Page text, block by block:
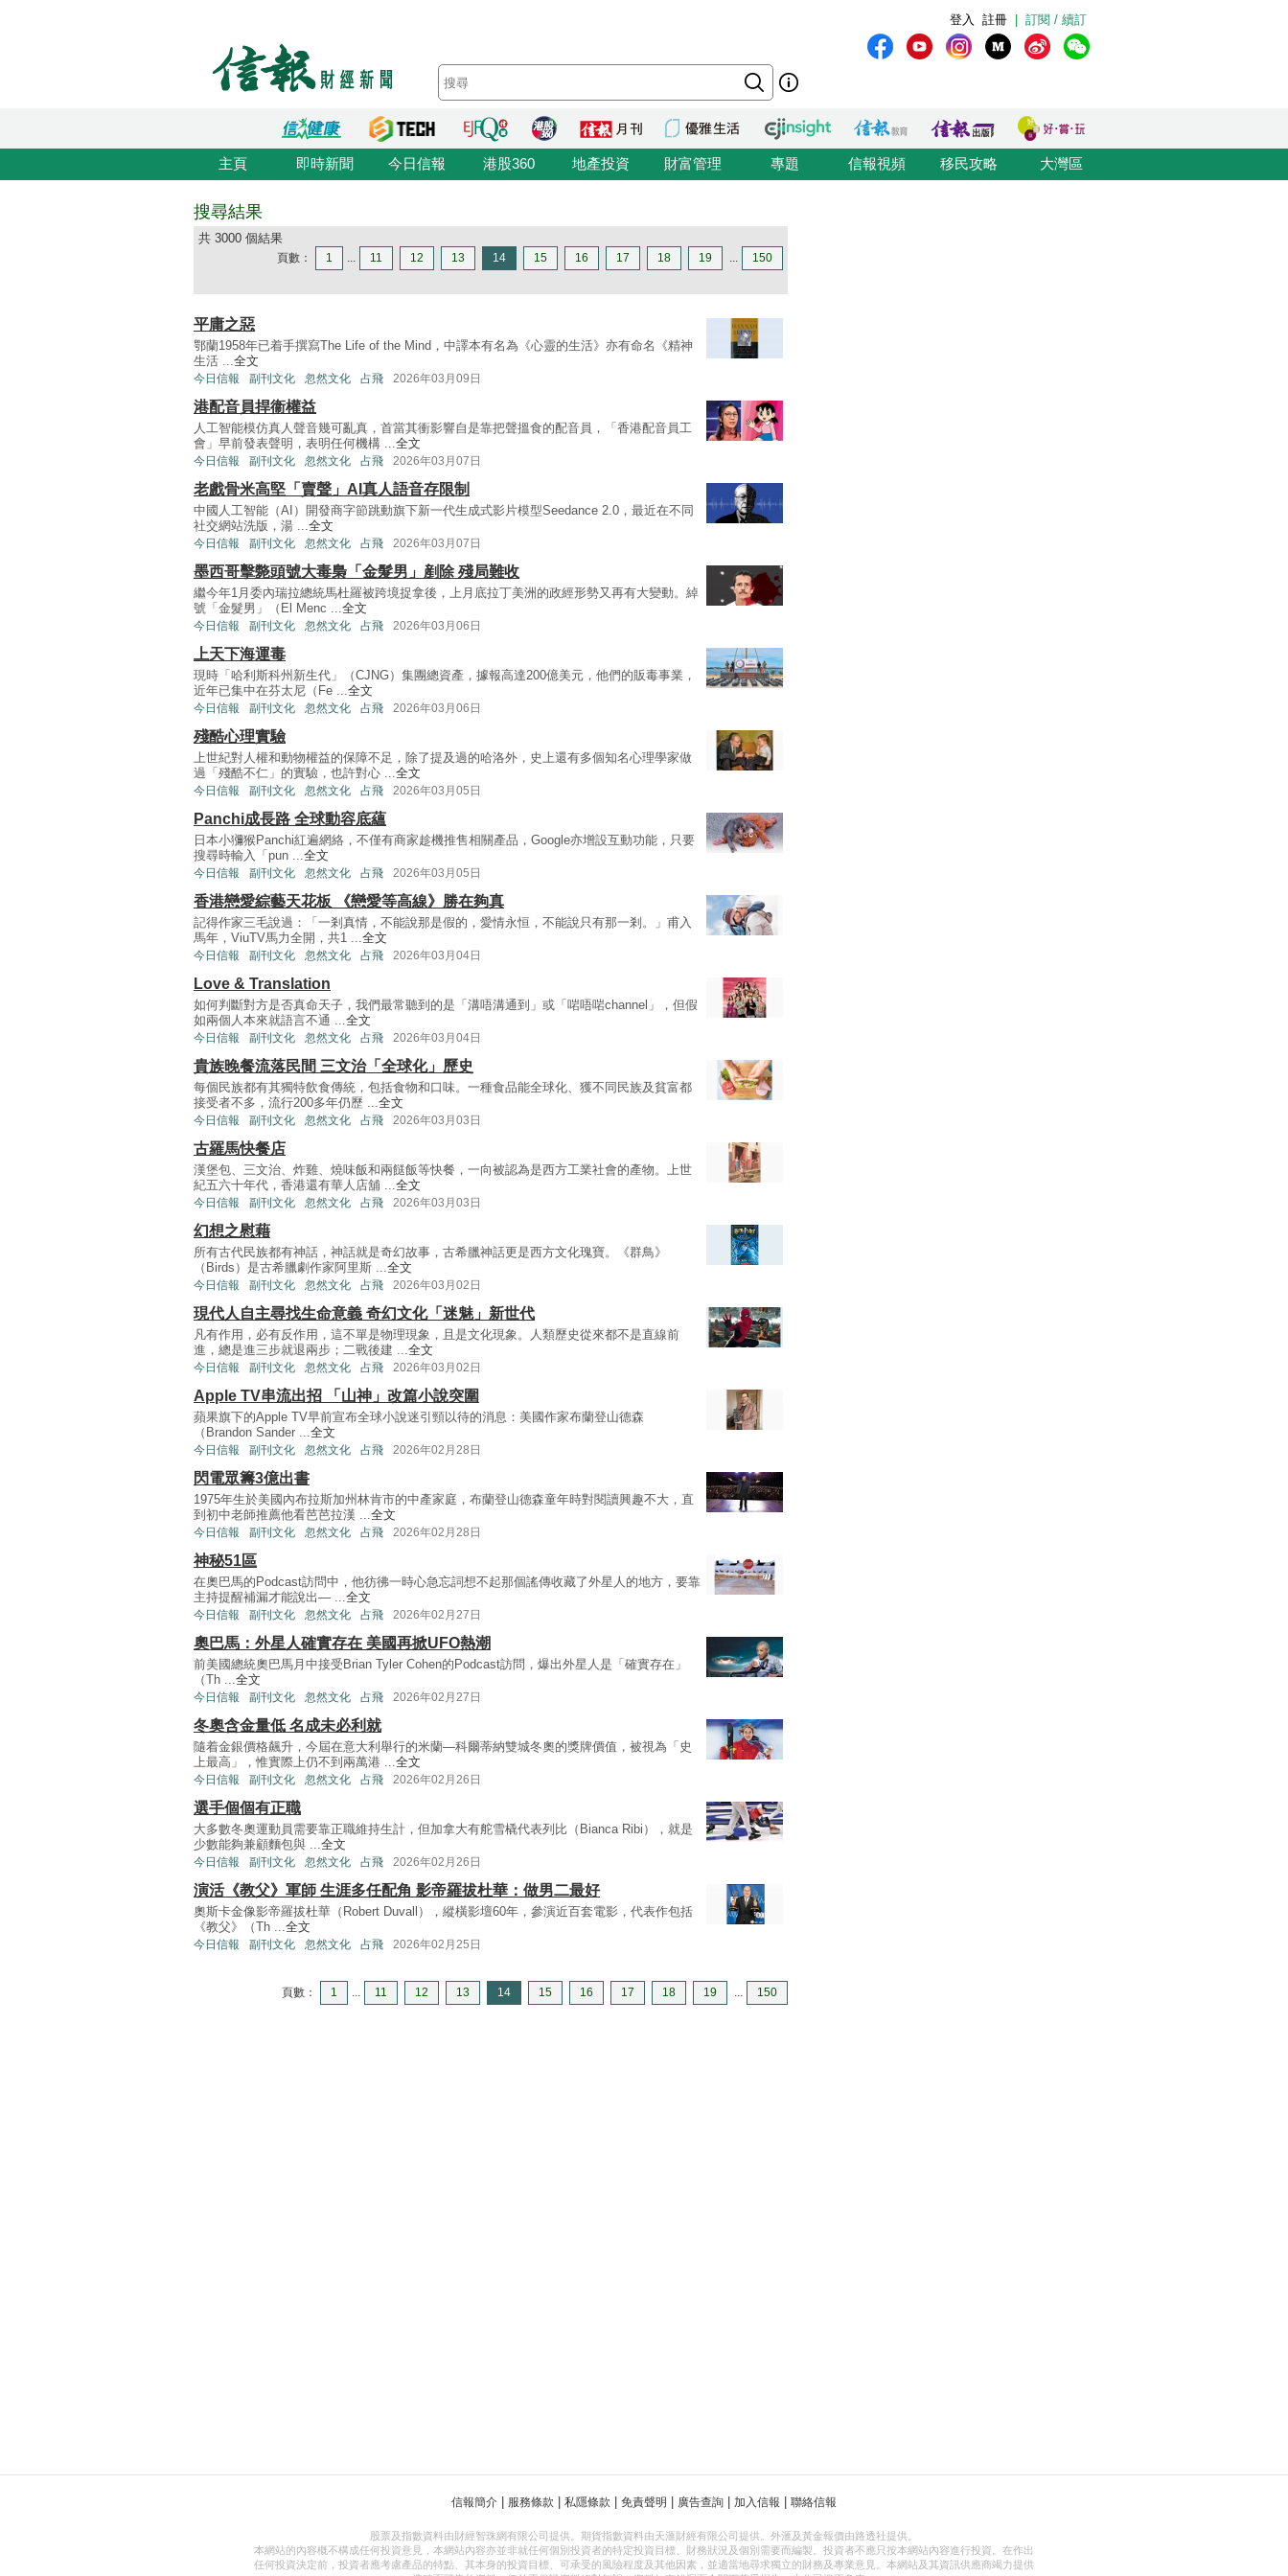
訂閱 / 續訂
註冊
登入
主頁 即時新聞 今日信報 港股360 地產投資 財富管理 專題 信報視頻 移民攻略 大灣區
搜尋結果
共 3000 個結果
頁數： 1 ... 11 12 13 14 15 16 17 18 19 ... 150
平庸之惡
鄂蘭1958年已着手撰寫The Life of the Mind，中譯本有名為《心靈的生活》亦有命名《精神
生活 ...全文
今日信報 副刊文化 忽然文化 占飛 2026年03月09日
港配音員捍衞權益
人工智能模仿真人聲音幾可亂真，首當其衝影響自是靠把聲搵食的配音員，「香港配音員工
會」早前發表聲明，表明任何機構 ...全文
今日信報 副刊文化 忽然文化 占飛 2026年03月07日
老戲⻣米高堅「賣聲」AI真人語音存限制
中國人工智能（AI）開發商字節跳動旗下新一代生成式影片模型Seedance 2.0，最近在不同
社交網站洗版，湯 ...全文
今日信報 副刊文化 忽然文化 占飛 2026年03月07日
墨西哥擊斃頭號大毒梟「金髮男」剷除 殘局難收
繼今年1月委內瑞拉總統馬杜羅被跨境捉拿後，上月底拉丁美洲的政經形勢又再有大變動。綽
號「金髮男」（El Menc ...全文
今日信報 副刊文化 忽然文化 占飛 2026年03月06日
上天下海運毒
現時「哈利斯科州新生代」（CJNG）集團總資產，據報高達200億美元，他們的販毒事業，
近年已集中在芬太尼（Fe ...全文
今日信報 副刊文化 忽然文化 占飛 2026年03月06日
殘酷心理實驗
上世紀對人權和動物權益的保障不足，除了提及過的哈洛外，史上還有多個知名心理學家做
過「殘酷不仁」的實驗，也許對心 ...全文
今日信報 副刊文化 忽然文化 占飛 2026年03月05日
Panchi成長路 全球動容底蘊
日本小獼猴Panchi紅遍網絡，不僅有商家趁機推售相關產品，Google亦增設互動功能，只要
搜尋時輸入「pun ...全文
今日信報 副刊文化 忽然文化 占飛 2026年03月05日
香港戀愛綜藝天花板 《戀愛等高線》勝在夠真
記得作家三毛說過：「一剎真情，不能說那是假的，愛情永恒，不能說只有那一剎。」甫入
馬年，ViuTV馬力全開，共1 ...全文
今日信報 副刊文化 忽然文化 占飛 2026年03月04日
Love & Translation
如何判斷對方是否真命天子，我們最常聽到的是「溝唔溝通到」或「啱唔啱channel」，但假
如兩個人本來就語言不通 ...全文
今日信報 副刊文化 忽然文化 占飛 2026年03月04日
貴族晚餐流落民間 三文治「全球化」歷史
每個民族都有其獨特飲食傳統，包括食物和口味。一種食品能全球化、獲不同民族及貧富都
接受者不多，流行200多年仍歷 ...全文
今日信報 副刊文化 忽然文化 占飛 2026年03月03日
古羅馬快餐店
漢堡包、三文治、炸雞、燒味飯和兩餸飯等快餐，一向被認為是西方工業社會的產物。上世
紀五六十年代，香港還有華人店舖 ...全文
今日信報 副刊文化 忽然文化 占飛 2026年03月03日
幻想之慰藉
所有古代民族都有神話，神話就是奇幻故事，古希臘神話更是西方文化瑰寶。《群鳥》
（Birds）是古希臘劇作家阿里斯 ...全文
今日信報 副刊文化 忽然文化 占飛 2026年03月02日
現代人自主尋找生命意義 奇幻文化「迷魅」新世代
凡有作用，必有反作用，這不單是物理現象，且是文化現象。人類歷史從來都不是直線前
進，總是進三步就退兩步；二戰後建 ...全文
今日信報 副刊文化 忽然文化 占飛 2026年03月02日
Apple TV串流出招 「山神」改篇小說突圍
蘋果旗下的Apple TV早前宣布全球小說迷引頸以待的消息：美國作家布蘭登山德森
（Brandon Sander ...全文
今日信報 副刊文化 忽然文化 占飛 2026年02月28日
閃電眾籌3億出書
1975年生於美國內布拉斯加州林肯市的中產家庭，布蘭登山德森童年時對閱讀興趣不大，直
到初中老師推薦他看芭芭拉漢 ...全文
今日信報 副刊文化 忽然文化 占飛 2026年02月28日
神秘51區
在奧巴馬的Podcast訪問中，他彷彿一時心急忘詞想不起那個謠傳收藏了外星人的地方，要靠
主持提醒補漏才能說出— ...全文
今日信報 副刊文化 忽然文化 占飛 2026年02月27日
奧巴馬：外星人確實存在 美國再掀UFO熱潮
前美國總統奧巴馬月中接受Brian Tyler Cohen的Podcast訪問，爆出外星人是「確實存在」
（Th ...全文
今日信報 副刊文化 忽然文化 占飛 2026年02月27日
冬奧含金量低 名成未必利就
隨着金銀價格飆升，今屆在意大利舉行的米蘭—科爾蒂納雙城冬奧的獎牌價值，被視為「史
上最高」，惟實際上仍不到兩萬港 ...全文
今日信報 副刊文化 忽然文化 占飛 2026年02月26日
選手個個有正職
大多數冬奧運動員需要靠正職維持生計，但加拿大有舵雪橇代表列比（Bianca Ribi），就是
少數能夠兼顧麵包與 ...全文
今日信報 副刊文化 忽然文化 占飛 2026年02月26日
演活《教父》軍師 生涯多任配角 影帝羅拔杜華：做男二最好
奧斯卡金像影帝羅拔杜華（Robert Duvall），縱橫影壇60年，參演近百套電影，代表作包括
《教父》（Th ...全文
今日信報 副刊文化 忽然文化 占飛 2026年02月25日
頁數： 1 ... 11 12 13 14 15 16 17 18 19 ... 150
信報簡介 服務條款 私隱條款 免責聲明 廣告查詢 加入信報 聯絡信報
股票及指數資料由財經智珠網有限公司提供。期貨指數資料由天滙財經有限公司提供。外滙及黃金報價由路透社提供。
本網站的內容概不構成任何投資意見，本網站內容亦並非就任何個別投資者的特定投資目標、財務狀況及個別需要而編製。投資者不應只按本網站內容進行投資。在作出
任何投資決定前，投資者應考慮產品的特點、其本身的投資目標、可承受的風險程度及其他因素，並適當地尋求獨立的財務及專業意見。本網站及其資訊供應商竭力提供